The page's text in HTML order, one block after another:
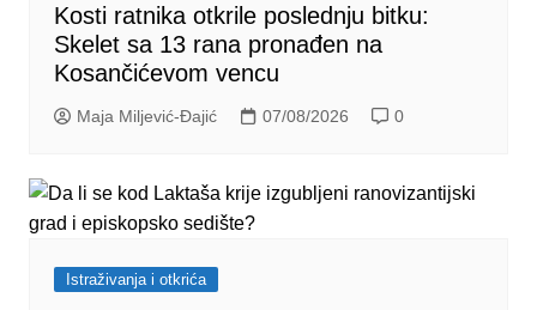
Kosti ratnika otkrile poslednju bitku:
Skelet sa 13 rana pronađen na
Kosančićevom vencu
Maja Miljević-Đajić 07/08/2026 0
Istraživanja i otkrića